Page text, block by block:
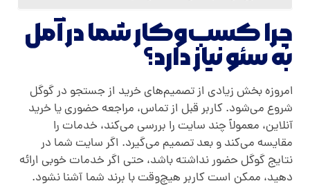
چرا کسب‌وکار شما در آمل
به سئو نیاز دارد؟
امروزه بخش زیادی از تصمیم‌های خرید از جستجو در گوگل
شروع می‌شود. کاربر قبل از تماس، مراجعه حضوری یا خرید
آنلاین، معمولاً چند سایت را بررسی می‌کند، خدمات را
مقایسه می‌کند و بعد تصمیم می‌گیرد. اگر سایت شما در
نتایج گوگل حضور نداشته باشد، حتی اگر خدمات خوبی ارائه
دهید، ممکن است کاربر هیچ‌وقت با برند شما آشنا نشود.